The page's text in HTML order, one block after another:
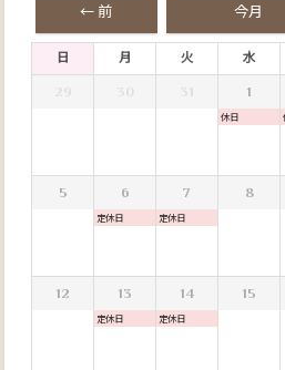
← 前 今月
日 月 火 水
1
休日
5 6
定休日
7
定休日
8
12 13
定休日
14
定休日
15